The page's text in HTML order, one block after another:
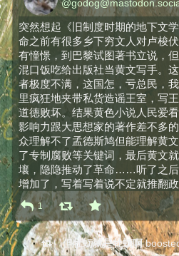
@
突然想起《旧制度时期的地下文
命之前有很多乡下穷文人对卢梭
有憧憬，到巴黎试图著书立说，
混口饭吃给出版社当黄文写手。
者极度不满，这国怎，亏总民，
里疯狂地夹带私货造谣王室，写
道德败坏。结果黄色小说人民爱
影响力跟大思想家的著作差不多
众理解不了孟德斯鸠但能理解黄
了专制腐败等关键词，最后黄文
壤，隐隐推动了革命……听了之
增加了，写着写着说不定就推翻
1
但牡蛎就是牡蛎啊